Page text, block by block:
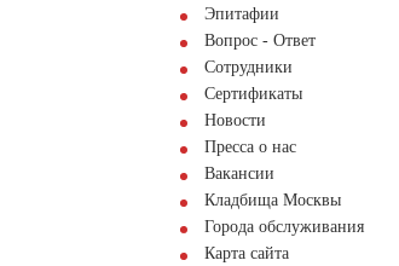
Эпитафии
Вопрос - Ответ
Сотрудники
Сертификаты
Новости
Пресса о нас
Вакансии
Кладбища Москвы
Города обслуживания
Карта сайта